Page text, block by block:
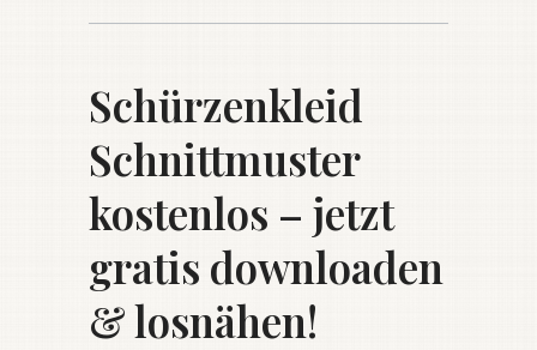
Schürzenkleid
Schnittmuster
kostenlos – jetzt
gratis downloaden
& losnähen!